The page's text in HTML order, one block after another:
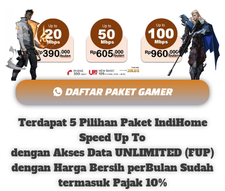
DAFTAR PAKET GAMER
Terdapat 5 Pilihan Paket IndiHome
Speed Up To
dengan Akses Data UNLIMITED (FUP)
dengan Harga Bersih perBulan Sudah
termasuk Pajak 10%